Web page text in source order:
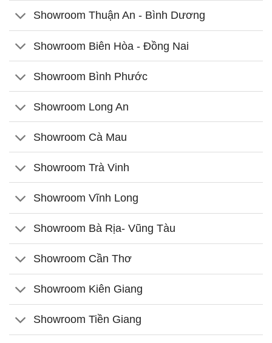
Showroom Thuận An - Bình Dương
Showroom Biên Hòa - Đồng Nai
Showroom Bình Phước
Showroom Long An
Showroom Cà Mau
Showroom Trà Vinh
Showroom Vĩnh Long
Showroom Bà Rịa- Vũng Tàu
Showroom Cần Thơ
Showroom Kiên Giang
Showroom Tiền Giang